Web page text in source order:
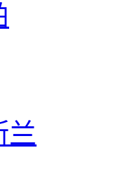
兰